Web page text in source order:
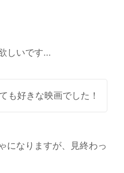
しいです...
も好きな映画でした！
になりますが、見終わっ